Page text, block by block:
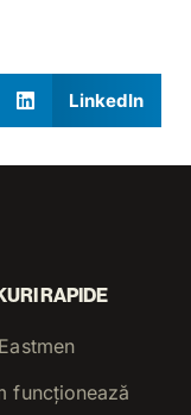
LinkedIn
RAPIDE
funcționează